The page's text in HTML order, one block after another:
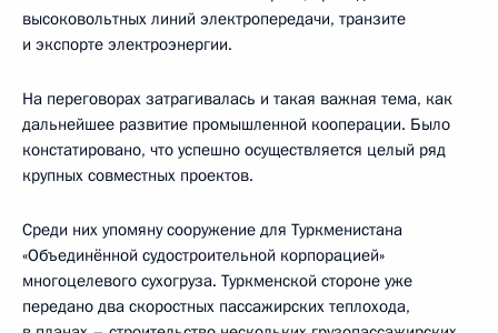
высоковольтных линий электропередачи, транзите
и экспорте электроэнергии.
На переговорах затрагивалась и такая важная тема, как
дальнейшее развитие промышленной кооперации. Было
констатировано, что успешно осуществляется целый ряд
крупных совместных проектов.
Среди них упомяну сооружение для Туркменистана
«Объединённой судостроительной корпорацией»
многоцелевого сухогруза. Туркменской стороне уже
передано два скоростных пассажирских теплохода,